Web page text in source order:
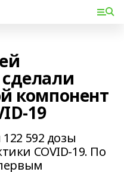
компонент
19
592 дозы
COVID-19. По